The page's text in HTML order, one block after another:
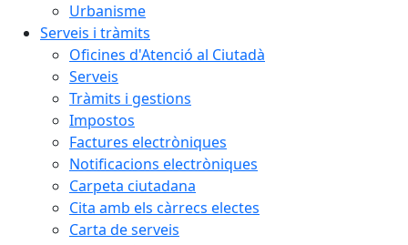
Urbanisme
Serveis i tràmits
Oficines d'Atenció al Ciutadà
Serveis
Tràmits i gestions
Impostos
Factures electròniques
Notificacions electròniques
Carpeta ciutadana
Cita amb els càrrecs electes
Carta de serveis